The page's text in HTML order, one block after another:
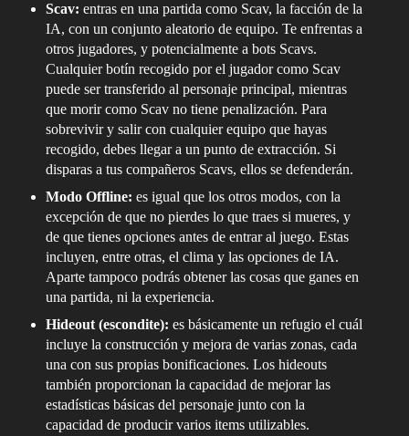
Scav: entras en una partida como Scav, la facción de la
IA, con un conjunto aleatorio de equipo. Te enfrentas a
otros jugadores, y potencialmente a bots Scavs.
Cualquier botín recogido por el jugador como Scav
puede ser transferido al personaje principal, mientras
que morir como Scav no tiene penalización. Para
sobrevivir y salir con cualquier equipo que hayas
recogido, debes llegar a un punto de extracción. Si
disparas a tus compañeros Scavs, ellos se defenderán.
Modo Offline: es igual que los otros modos, con la
excepción de que no pierdes lo que traes si mueres, y
de que tienes opciones antes de entrar al juego. Estas
incluyen, entre otras, el clima y las opciones de IA.
Aparte tampoco podrás obtener las cosas que ganes en
una partida, ni la experiencia.
Hideout (escondite): es básicamente un refugio el cuál
incluye la construcción y mejora de varias zonas, cada
una con sus propias bonificaciones. Los hideouts
también proporcionan la capacidad de mejorar las
estadísticas básicas del personaje junto con la
capacidad de producir varios items utilizables.